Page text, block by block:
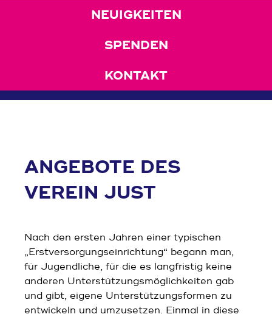
NEUIGKEITEN
SPENDEN
KONTAKT
ANGEBOTE DES
VEREIN JUST
Nach den ersten Jahren einer typischen
„Erstversorgungseinrichtung“ begann man,
für Jugendliche, für die es langfristig keine
anderen Unterstützungsmöglichkeiten gab
und gibt, eigene Unterstützungsformen zu
entwickeln und umzusetzen. Einmal in diese